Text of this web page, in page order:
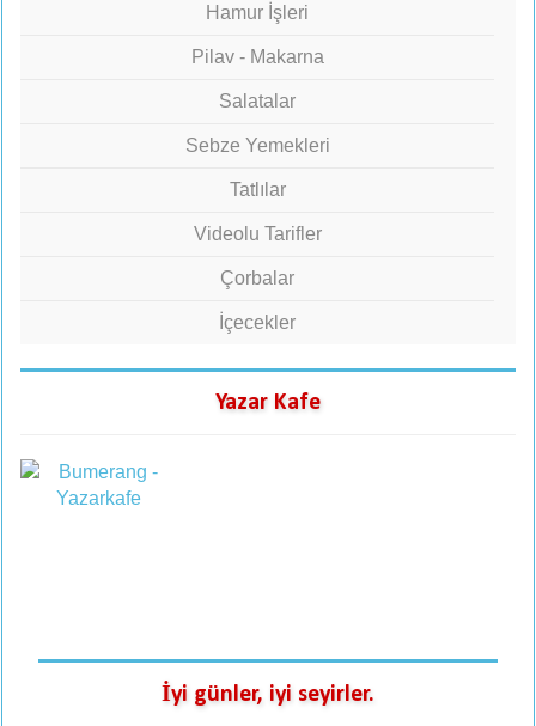
Hamur İşleri
Pilav - Makarna
Salatalar
Sebze Yemekleri
Tatlılar
Videolu Tarifler
Çorbalar
İçecekler
Yazar Kafe
İyi günler, iyi seyirler.